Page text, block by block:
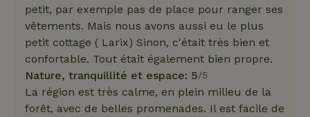
petit, par exemple pas de place pour ranger ses
vêtements. Mais nous avons aussi eu le plus
petit cottage ( Larix) Sinon, c'était très bien et
confortable. Tout était également bien propre.
Nature, tranquillité et espace: 5/5
La région est très calme, en plein milieu de la
forêt, avec de belles promenades. Il est facile de